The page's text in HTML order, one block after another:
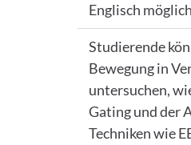
Englisch
Studierende
Bewegung in
untersuchen,
Gating und
Techniken wie